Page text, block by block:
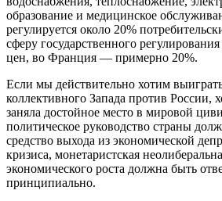
образование и медицинское
регулируется около 20%
сферу государственного
цен, во Франция — примерно 20%.
Если мы действительно хотим
коллективного Запада против России,
заняла достойное место в мировой
политическое руководство страны
средство выхода из экономической
кризиса, монетаристская
экономического роста должна быть
принципиально.